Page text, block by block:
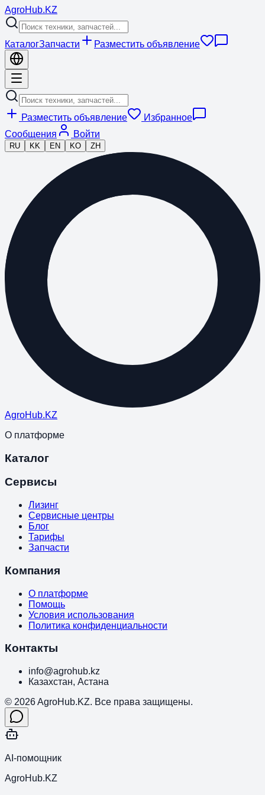
AgroHub.KZ
КаталогЗапчасти Разместить объявление
Разместить объявление
Избранное
Сообщения
Войти
RU KK EN KO ZH
AgroHub.KZ
О платформе
Каталог
Сервисы
Лизинг
Сервисные центры
Блог
Тарифы
Запчасти
Компания
О платформе
Помощь
Условия использования
Политика конфиденциальности
Контакты
info@agrohub.kz
Казахстан, Астана
© 2026 AgroHub.KZ. Все права защищены.
AI-помощник
AgroHub.KZ